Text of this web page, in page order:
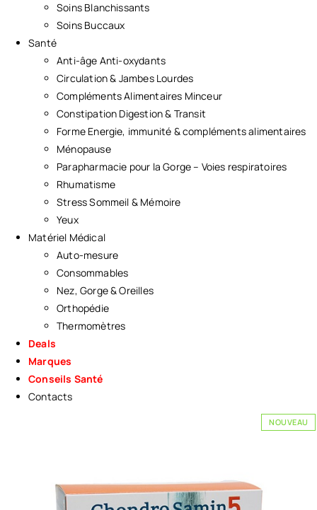
Soins Blanchissants
Soins Buccaux
Santé
Anti-âge Anti-oxydants
Circulation & Jambes Lourdes
Compléments Alimentaires Minceur
Constipation Digestion & Transit
Forme Energie, immunité & compléments alimentaires
Ménopause
Parapharmacie pour la Gorge – Voies respiratoires
Rhumatisme
Stress Sommeil & Mémoire
Yeux
Matériel Médical
Auto-mesure
Consommables
Nez, Gorge & Oreilles
Orthopédie
Thermomètres
Deals
Marques
Conseils Santé
Contacts
NOUVEAU